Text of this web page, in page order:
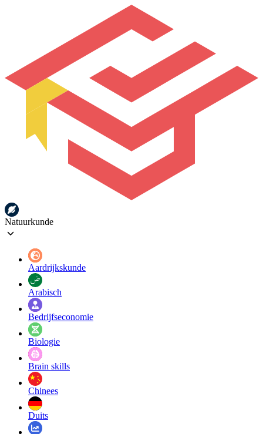
Natuurkunde
Aardrijkskunde
Arabisch
Bedrijfseconomie
Biologie
Brain skills
Chinees
Duits